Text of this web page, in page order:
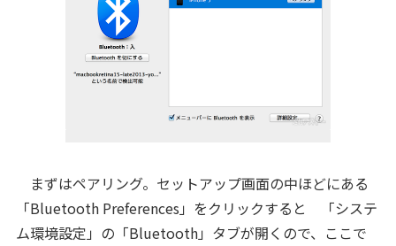
まずはペアリング。セットアップ画面の中ほどにある
「Bluetooth Preferences」をクリックすると 「システ
ム環境設定」の「Bluetooth」タブが開くので、ここで